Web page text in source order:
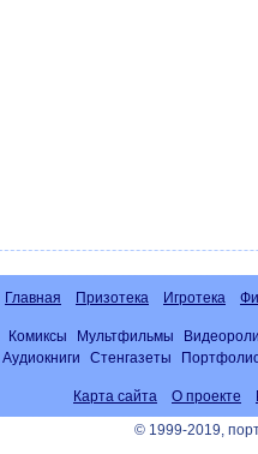
Главная Призотека Игротека
Комиксы Мультфильмы
Аудиокниги Стенгазеты
Карта сайта О проекте
© 1999-2019,